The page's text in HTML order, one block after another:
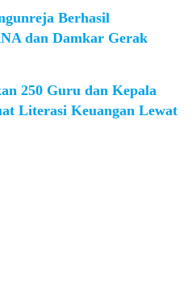
Berhasil
dan Damkar Gerak
250 Guru dan Kepala
Literasi Keuangan Lewat